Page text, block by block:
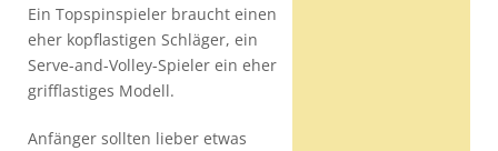
Ein Topspinspieler braucht einen
eher kopflastigen Schläger, ein
Serve-and-Volley-Spieler ein eher
grifflastiges Modell.
Anfänger sollten lieber etwas